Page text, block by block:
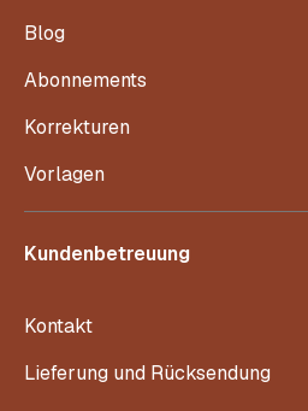
Blog
Abonnements
Korrekturen
Vorlagen
Kundenbetreuung
Kontakt
Lieferung und Rücksendung